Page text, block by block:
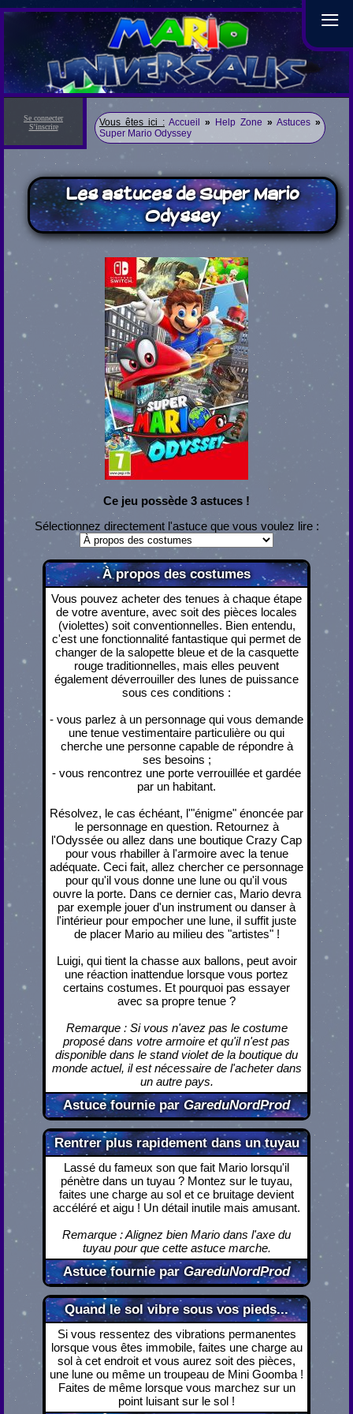
≡
Se connecter
S'inscrire
Vous êtes ici : Accueil » Help Zone » Astuces »
Super Mario Odyssey
Les astuces de Super Mario
Odyssey
Ce jeu possède 3 astuces !
Sélectionnez directement l'astuce que vous voulez lire :
À propos des costumes
Astuce fournie parGareduNordProd
Vous pouvez acheter des tenues à chaque étape
de votre aventure, avec soit des pièces locales
(violettes) soit conventionnelles. Bien entendu,
c'est une fonctionnalité fantastique qui permet de
changer de la salopette bleue et de la casquette
rouge traditionnelles, mais elles peuvent
également déverrouiller des lunes de puissance
sous ces conditions :
- vous parlez à un personnage qui vous demande
une tenue vestimentaire particulière ou qui
cherche une personne capable de répondre à
ses besoins ;
- vous rencontrez une porte verrouillée et gardée
par un habitant.
Résolvez, le cas échéant, l'"énigme" énoncée par
le personnage en question. Retournez à
l'Odyssée ou allez dans une boutique Crazy Cap
pour vous rhabiller à l'armoire avec la tenue
adéquate. Ceci fait, allez chercher ce personnage
pour qu'il vous donne une lune ou qu'il vous
ouvre la porte. Dans ce dernier cas, Mario devra
par exemple jouer d'un instrument ou danser à
l'intérieur pour empocher une lune, il suffit juste
de placer Mario au milieu des "artistes" !
Luigi, qui tient la chasse aux ballons, peut avoir
une réaction inattendue lorsque vous portez
certains costumes. Et pourquoi pas essayer
avec sa propre tenue ?
Remarque : Si vous n'avez pas le costume
proposé dans votre armoire et qu'il n'est pas
disponible dans le stand violet de la boutique du
monde actuel, il est nécessaire de l'acheter dans
un autre pays.
Rentrer plus rapidement dans un tuyau
Astuce fournie parGareduNordProd
Lassé du fameux son que fait Mario lorsqu'il
pénètre dans un tuyau ? Montez sur le tuyau,
faites une charge au sol et ce bruitage devient
accéléré et aigu ! Un détail inutile mais amusant.
Remarque : Alignez bien Mario dans l'axe du
tuyau pour que cette astuce marche.
Quand le sol vibre sous vos pieds...
Si vous ressentez des vibrations permanentes
lorsque vous êtes immobile, faites une charge au
sol à cet endroit et vous aurez soit des pièces,
une lune ou même un troupeau de Mini Goomba !
Faites de même lorsque vous marchez sur un
point luisant sur le sol !